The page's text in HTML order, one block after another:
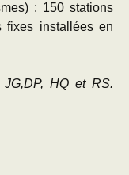
: 150 stations
fixes installées en
HQ et RS.